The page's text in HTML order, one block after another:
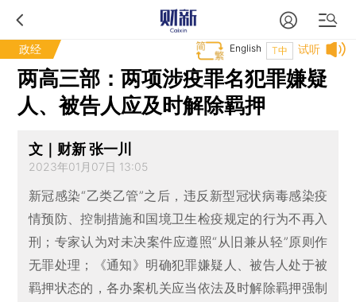
政经 试听
T中
English
两高三部：两项涉疫罪名犯罪嫌疑
人、被告人应及时解除羁押
文｜财新 张一川
2023年01月07日 13:05
新冠感染“乙类乙管”之后，违反新型冠状病毒感染疫
情预防、控制措施和国境卫生检疫规定的行为不再入
刑；专家认为对未决案件应遵照“从旧兼从轻”原则作
无罪处理；《通知》明确犯罪嫌疑人、被告人处于被
羁押状态的，各办案机关应当依法及时解除羁押强制